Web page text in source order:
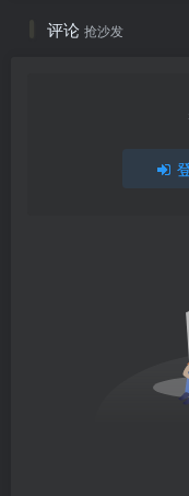
评论 抢沙发